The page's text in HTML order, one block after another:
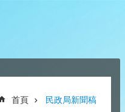
首頁 民政局新聞稿